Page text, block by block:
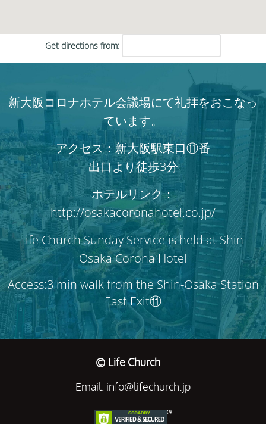
Get directions from:
新大阪コロナホテル会議場にて礼拝をおこなっ
ています。
アクセス：新大阪駅東口⑪番
出口より徒歩3分
ホテルリンク：
http://osakacoronahotel.co.jp/
Life Church Sunday Service is held at Shin-
Osaka Corona Hotel
Access:3 min walk from the Shin-Osaka Station
East Exit⑪
© Life Church
Email: info@lifechurch.jp